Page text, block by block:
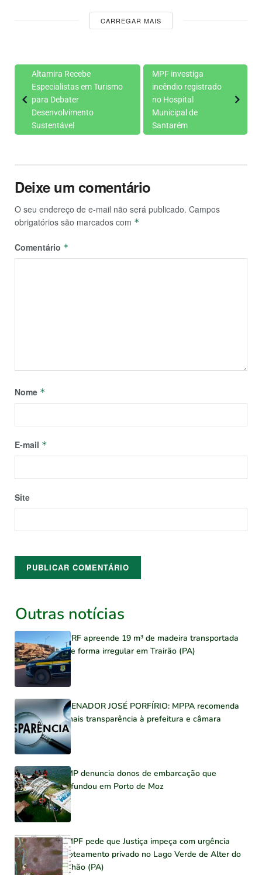
CARREGAR MAIS
Altamira Recebe
Especialistas em Turismo
para Debater
Desenvolvimento
Sustentável
MPF investiga
incêndio registrado
no Hospital
Municipal de
Santarém
Deixe um comentário
O seu endereço de e-mail não será publicado. Campos
obrigatórios são marcados com *
Comentário *
Nome *
E-mail *
Site
Outras notícias
PRF apreende 19 m³ de madeira transportada
de forma irregular em Trairão (PA)
SENADOR JOSÉ PORFÍRIO: MPPA recomenda
mais transparência à prefeitura e câmara
MP denuncia donos de embarcação que
afundou em Porto de Moz
MPF pede que Justiça impeça com urgência
loteamento privado no Lago Verde de Alter do
Chão (PA)